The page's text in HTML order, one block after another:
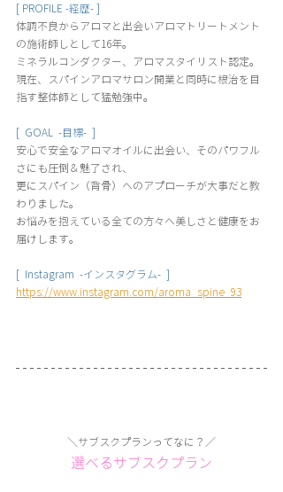
[ PROFILE -経歴- ]
体調不良からアロマと出会いアロマトリートメント
の施術師しとして16年。
ミネラルコンダクター、アロマスタイリスト認定。
現在、スパインアロマサロン開業と同時に根治を目
指す整体師として猛勉強中。
[  GOAL  -目標-  ]
安心で安全なアロマオイルに出会い、そのパワフル
さにも圧倒＆魅了され、
更にスパイン（背骨）へのアプローチが大事だと教
わりました。
お悩みを抱えている全ての方々へ美しさと健康をお
届けします。
[  Instagram  -インスタグラム-  ]
https://www.instagram.com/aroma_spine_93
＼サブスクプランってなに？／
選べるサブスクプラン